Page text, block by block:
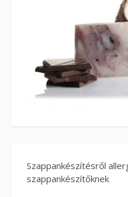
Szappankészítésről
szappankészítőknek